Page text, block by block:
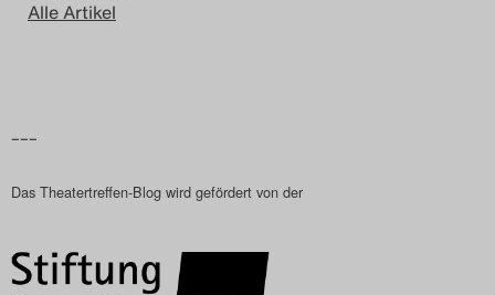
Das Theatertreffen-Blog
Das Theatertreffen-Blog
2020
Alle Artikel
–––
Das Theatertreffen-Blog wird gefördert von der